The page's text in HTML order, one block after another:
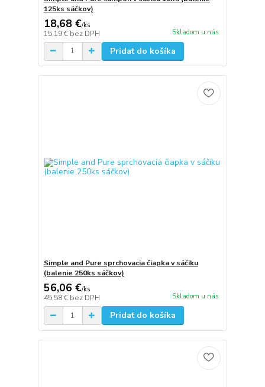
125ks sáčkov)
18,68 €/ks
15,19 € bez DPH Skladom u nás
Pridať do košíka
Simple and Pure sprchovacia čiapka v sáčiku
(balenie 250ks sáčkov)
56,06 €/ks
45,58 € bez DPH Skladom u nás
Pridať do košíka